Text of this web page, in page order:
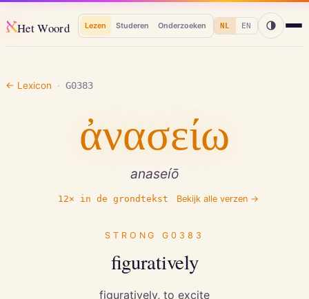
אHet Woord Lezen Studeren Onderzoeken NL EN
← Lexicon · G0383
ἀνασείω
anaseíō
12× in de grondtekst Bekijk alle verzen →
STRONGG0383
figuratively
figuratively, to excite